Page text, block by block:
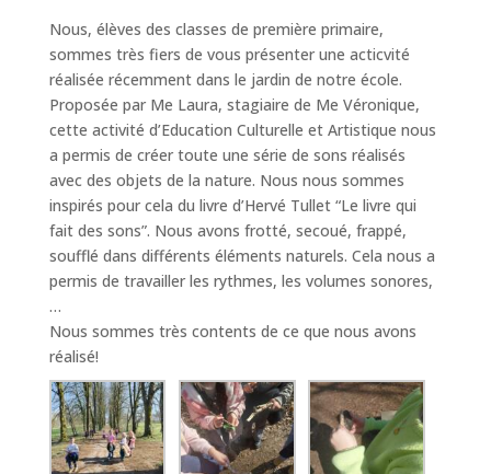
Nous, élèves des classes de première primaire,
sommes très fiers de vous présenter une acticvité
réalisée récemment dans le jardin de notre école.
Proposée par Me Laura, stagiaire de Me Véronique,
cette activité d’Education Culturelle et Artistique nous
a permis de créer toute une série de sons réalisés
avec des objets de la nature. Nous nous sommes
inspirés pour cela du livre d’Hervé Tullet “Le livre qui
fait des sons”. Nous avons frotté, secoué, frappé,
soufflé dans différents éléments naturels. Cela nous a
permis de travailler les rythmes, les volumes sonores,
…
Nous sommes très contents de ce que nous avons
réalisé!